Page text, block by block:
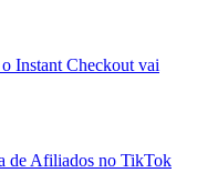
Instant Checkout vai
de Afiliados no TikTok